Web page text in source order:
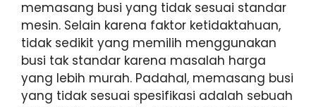
memasang busi yang tidak sesuai standar
mesin. Selain karena faktor ketidaktahuan,
tidak sedikit yang memilih menggunakan
busi tak standar karena masalah harga
yang lebih murah. Padahal, memasang busi
yang tidak sesuai spesifikasi adalah sebuah